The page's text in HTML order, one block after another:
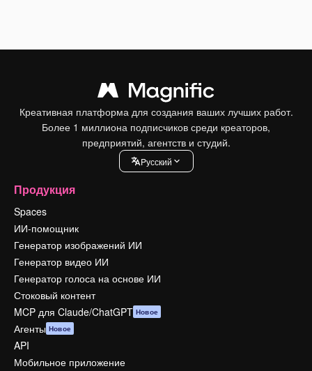
Креативная платформа для создания ваших лучших работ.
Более 1 миллиона подписчиков среди креаторов,
предприятий, агентств и студий.
Pусский
Продукция
Spaces
ИИ-помощник
Генератор изображений ИИ
Генератор видео ИИ
Генератор голоса на основе ИИ
Стоковый контент
MCP для Claude/ChatGPT Новое
Агенты Новое
API
Мобильное приложение